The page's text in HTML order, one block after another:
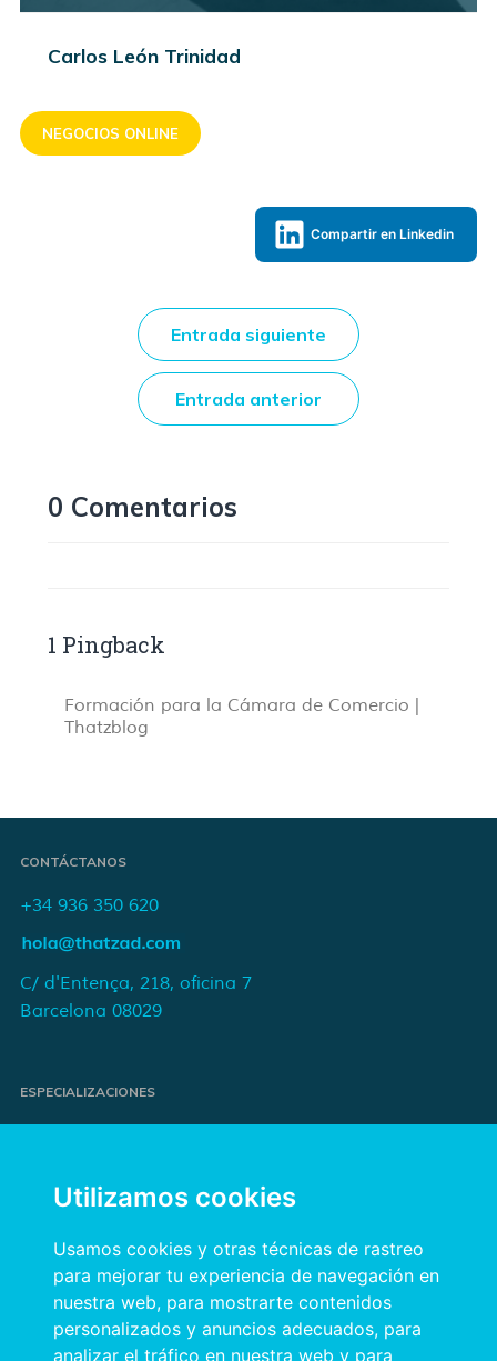
Utilizamos cookies
Usamos cookies y otras técnicas de rastreo
para mejorar tu experiencia de navegación en
nuestra web, para mostrarte contenidos
personalizados y anuncios adecuados, para
analizar el tráfico en nuestra web y para
Carlos León Trinidad
NEGOCIOS ONLINE
Compartir en Linkedin
Entrada anterior
Entrada siguiente
0 Comentarios
1 Pingback
Formación para la Cámara de Comercio |
Thatzblog
CONTÁCTANOS
+34 936 350 620
C/ d'Entença, 218, oficina 7
Barcelona 08029
ESPECIALIZACIONES
Publicidad online orientada a resultados
INFORMACIÓN
Política de privacidad